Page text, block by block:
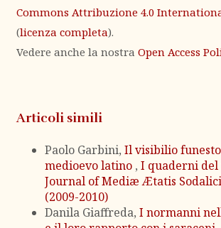
Commons Attribuzione 4.0
(licenza completa).
Vedere anche la nostra Open Access
Articoli simili
Paolo Garbini, Il visibilio
medioevo latino , I quaderni del
Journal of Mediæ Ætatis
(2009-2010)
Danila Giaffreda, I normanni